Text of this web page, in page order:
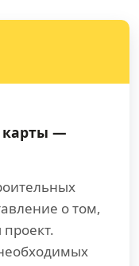
карты —
о том,